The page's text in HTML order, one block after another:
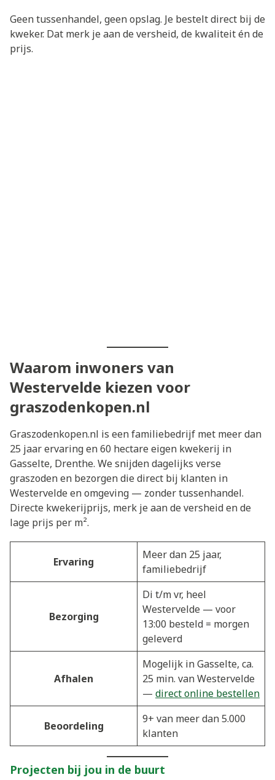
Geen tussenhandel, geen opslag. Je bestelt direct bij de
kweker. Dat merk je aan de versheid, de kwaliteit én de
prijs.
Waarom inwoners van
Westervelde kiezen voor
graszodenkopen.nl
Graszodenkopen.nl is een familiebedrijf met meer dan
25 jaar ervaring en 60 hectare eigen kwekerij in
Gasselte, Drenthe. We snijden dagelijks verse
graszoden en bezorgen die direct bij klanten in
Westervelde en omgeving — zonder tussenhandel.
Directe kwekerijprijs, merk je aan de versheid en de
lage prijs per m².
Ervaring
Meer dan 25 jaar,
familiebedrijf
Bezorging
Di t/m vr, heel
Westervelde — voor
13:00 besteld = morgen
geleverd
Afhalen
Mogelijk in Gasselte, ca.
25 min. van Westervelde
— direct online bestellen
Beoordeling
9+ van meer dan 5.000
klanten
Projecten bij jou in de buurt